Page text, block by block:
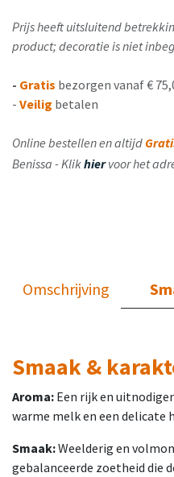
Prijs heeft uitsluitend
product; decoratie is niet
- Gratis bezorgen vanaf €
- Veilig betalen
Online bestellen en altijd
Benissa - Klikhiervoor het
Omschrijving
Smaak &
Aroma: Een rijk en
warme melk en een delicate
Smaak:Weelderig en
gebalanceerde zoetheid die